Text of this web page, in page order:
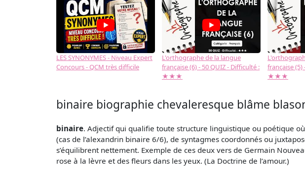
LES SYNONYMES - Niveau Expert
Concours - QCM très difficile
L'orthographe de la langue
française (6) - 50 QUIZ - Difficulté :
★★★
française (5)
★★★
binaire biographie chevaleresque blâme
binaire. Adjectif qui qualifie toute structure linguistique ou poétique
(cas de l’alexandrin binaire 6/6), de syntagmes coordonnés ou
s’équilibrent nettement. Exemple de ces deux vers de Germain
rose à la lèvre et des fleurs dans les yeux. (La Doctrine de l’amour.)